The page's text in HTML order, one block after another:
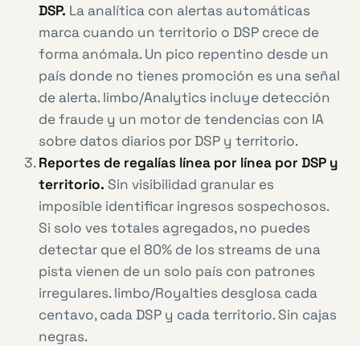
DSP. La analítica con alertas automáticas
marca cuando un territorio o DSP crece de
forma anómala. Un pico repentino desde un
país donde no tienes promoción es una señal
de alerta. limbo/Analytics incluye detección
de fraude y un motor de tendencias con IA
sobre datos diarios por DSP y territorio.
Reportes de regalías línea por línea por DSP y
territorio. Sin visibilidad granular es
imposible identificar ingresos sospechosos.
Si solo ves totales agregados, no puedes
detectar que el 80% de los streams de una
pista vienen de un solo país con patrones
irregulares. limbo/Royalties desglosa cada
centavo, cada DSP y cada territorio. Sin cajas
negras.